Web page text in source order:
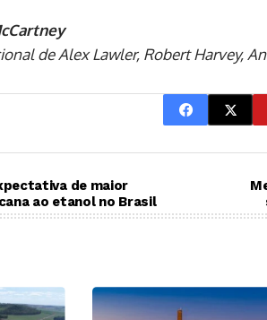
de Alex Lawler, Robert Harvey,
de maior
ao etanol no Brasil